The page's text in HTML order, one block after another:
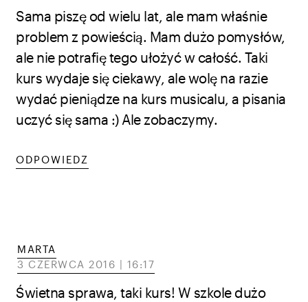
Sama piszę od wielu lat, ale mam właśnie
problem z powieścią. Mam dużo pomysłów,
ale nie potrafię tego ułożyć w całość. Taki
kurs wydaje się ciekawy, ale wolę na razie
wydać pieniądze na kurs musicalu, a pisania
uczyć się sama :) Ale zobaczymy.
ODPOWIEDZ
MARTA
3 CZERWCA 2016 | 16:17
Świetna sprawa, taki kurs! W szkole dużo